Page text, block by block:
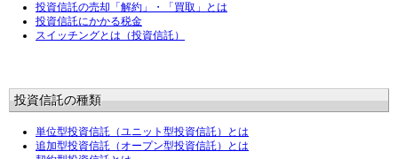
投資信託の売却「解約」・「買取」とは
投資信託にかかる税金
スイッチングとは（投資信託）
投資信託の種類
単位型投資信託（ユニット型投資信託）とは
追加型投資信託（オープン型投資信託）とは